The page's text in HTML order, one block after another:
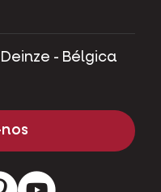
- Bélgica
LinkedInYoutube